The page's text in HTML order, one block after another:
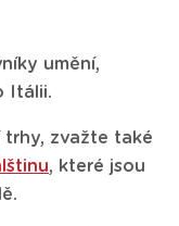
umění,
Itálii.
trhy, zvažte také
, které jsou